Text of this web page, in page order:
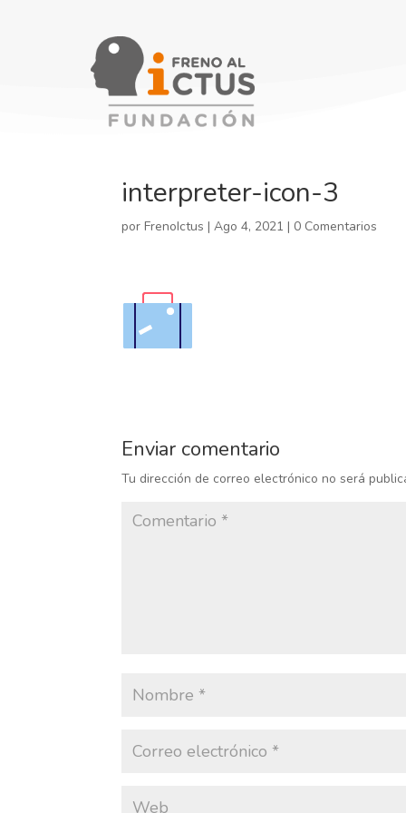
interpreter-icon-3
porFrenoIctus |Ago 4, 2021 | 0 Comentarios
Enviar comentario
Tu dirección de correo electrónico no será